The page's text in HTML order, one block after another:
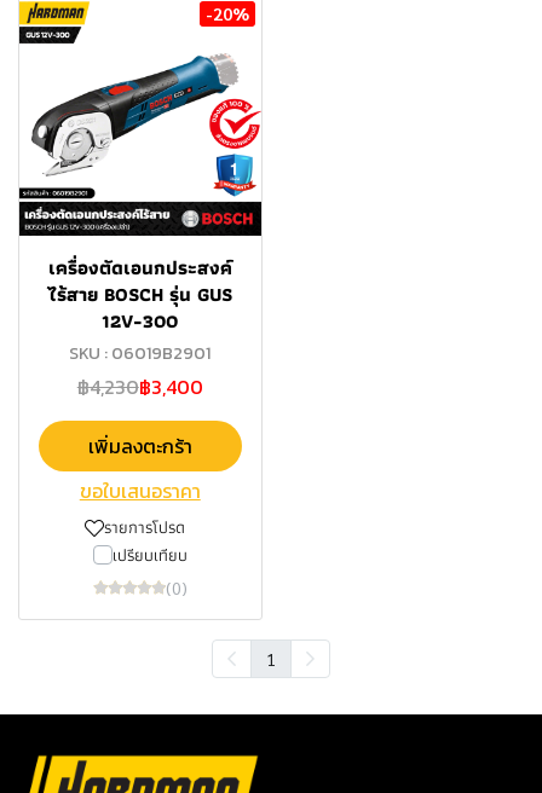
-20%
เครื่องตัดเอนกประสงค์
ไร้สาย BOSCH รุ่น GUS
12V-300
SKU : 06019B2901
฿4,230฿3,400
เพิ่มลงตะกร้า
ขอใบเสนอราคา
รายการโปรด
เปรียบเทียบ
(0)
1